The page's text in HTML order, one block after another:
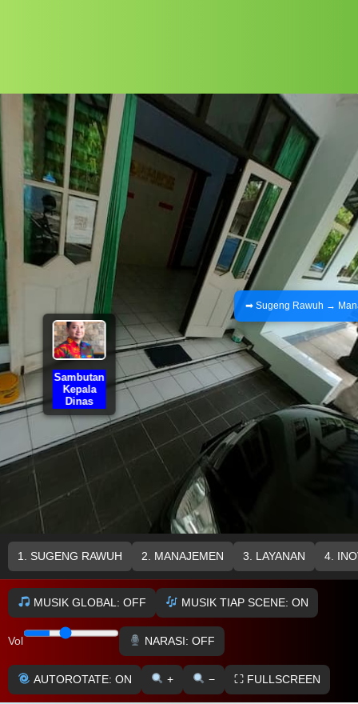
Sambutan
Kepala
Dinas
➡ Sugeng Rawuh →
1. SUGENG RAWUH 2. MANAJEMEN 3. LAYANAN 4.
MUSIK GLOBAL: OFF MUSIK TIAP SCENE: ON
Vol NARASI: OFF
AUTOROTATE: ON + − ⛶ FULLSCREEN